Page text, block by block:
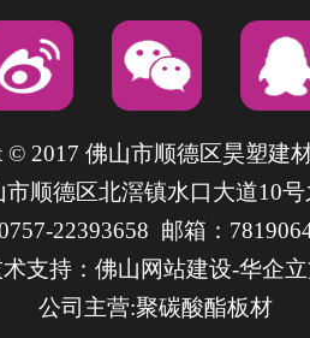
© 2017 佛山市顺德区昊塑建
市顺德区北滘镇水口大道10
22393658 邮箱：
支持：佛山网站建设-华企
公司主营:聚碳酸酯板材